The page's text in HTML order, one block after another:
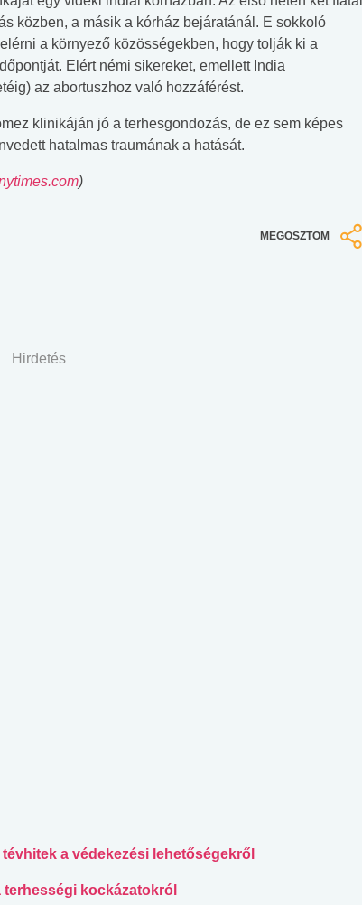
közben, a másik a kórház bejáratánál. E sokkoló
a környező közösségekben, hogy tolják ki a
Elért némi sikereket, emellett India
az abortuszhoz való hozzáférést.
klinikáján jó a terhesgondozás, de ez sem képes
hatalmas traumának a hatását.
)
MEGOSZTOM
Hirdetés
a védekezési lehetőségekről
terhességi kockázatokról
#Suli, munka
Angol középfokú
No.42
#Suli, munka
Internet-függőség